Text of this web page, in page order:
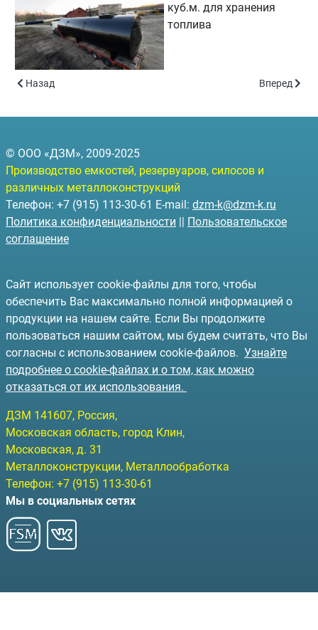
куб.м. для хранения
топлива
Предыдущий: Силос для сыпучих веществ
Назад Следующий:
Вперед
© ООО «ДЗМ», 2009-2025
Производство емкостей, резервуаров, силосов и
различных металлоконструкций
Телефон: +7 (915) 113-30-61 E-mail: dzm-k@dzm-k.ru
Политика конфиденциальности || Пользовательское
соглашение
Сайт использует cookie-файлы для того, чтобы
обеспечить Вас максимально полной информацией о
продукции на нашем сайте. Если Вы продолжите
пользоваться нашим сайтом, мы будем считать, что Вы
согласны с использованием cookie-файлов. Узнайте
подробнее о cookie-файлах и о том, как можно
отказаться от их использования.
ДЗМ 141607, Россия,
Московская область, город Клин,
Московская, д. 31
Металлоконструкции, Металлообработка
Телефон: +7 (915) 113-30-61
Мы в социальных сетях